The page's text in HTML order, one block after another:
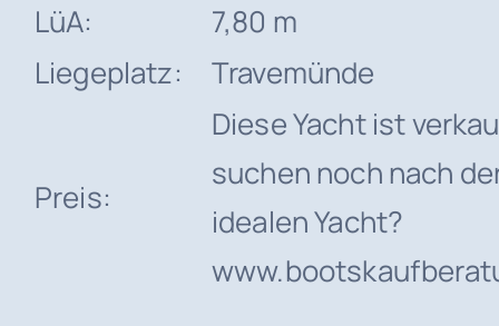
LüA:
7,80 m
Liegeplatz:
Travemünde
Preis:
Diese Yacht ist
suchen noch nach
idealen Yacht?